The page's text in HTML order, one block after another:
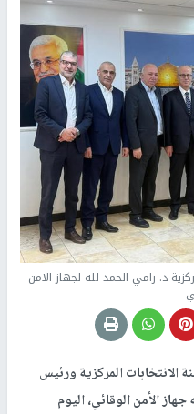
د. رامي الحمد لله لجهاز الامن
الانتخابات المركزية ورئيس
الأمن الوقائي، اليوم